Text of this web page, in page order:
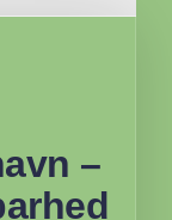
–